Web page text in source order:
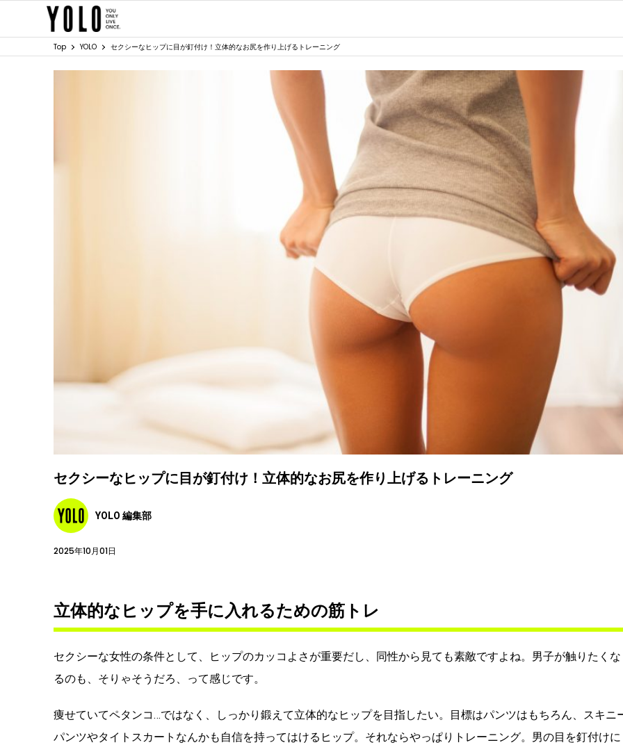
Top YOLO セクシーなヒップに目が釘付け！立体的なお尻を作り上げるトレーニング
セクシーなヒップに目が釘付け！立体的なお尻を作り上げるトレーニング
YOLO 編集部
2025年10月01日
立体的なヒップを手に入れるための筋トレ
セクシーな女性の条件として、ヒップのカッコよさが重要だし、同性から見ても素敵ですよね。男子が触りたくな
るのも、そりゃそうだろ、って感じです。
痩せていてペタンコ…ではなく、しっかり鍛えて立体的なヒップを目指したい。目標はパンツはもちろん、スキニ
パンツやタイトスカートなんかも自信を持ってはけるヒップ。それならやっぱりトレーニング。男の目を釘付けに